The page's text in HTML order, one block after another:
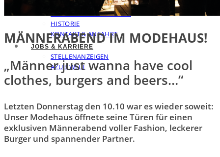
SERVICE
ÄNDERUNGSSCHNEIDEREI
HISTORIE
KONTAKT & ANFAHRT
JOBS & KARRIERE
STELLENANZEIGEN
AZUBIWELT
MÄNNERABEND IM MODEHAUS!
„Männer just wanna have cool
clothes, burgers and beers…“
Letzten Donnerstag den 10.10 war es wieder soweit:
Unser Modehaus öffnete seine Türen für einen
exklusiven Männerabend voller Fashion, leckerer
Burger und spannender Partner.